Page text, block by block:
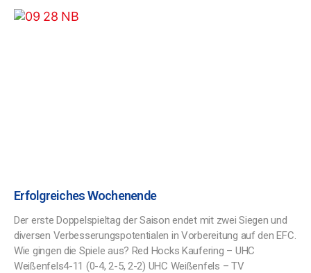
Erfolgreiches Wochenende
Der erste Doppelspieltag der Saison endet mit zwei Siegen und
diversen Verbesserungspotentialen in Vorbereitung auf den EFC.
Wie gingen die Spiele aus? Red Hocks Kaufering – UHC
Weißenfels4-11 (0-4, 2-5, 2-2) UHC Weißenfels – TV